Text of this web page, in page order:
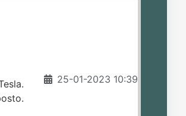
25-01-2023 10:39